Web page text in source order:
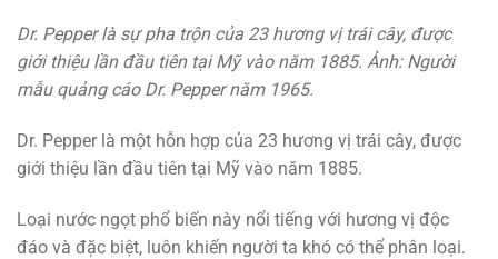
Dr. Pepper là sự pha trộn của 23 hương vị trái cây, được
giới thiệu lần đầu tiên tại Mỹ vào năm 1885. Ảnh: Người
mẫu quảng cáo Dr. Pepper năm 1965.
Dr. Pepper là một hỗn hợp của 23 hương vị trái cây, được
giới thiệu lần đầu tiên tại Mỹ vào năm 1885.
Loại nước ngọt phổ biến này nổi tiếng với hương vị độc
đáo và đặc biệt, luôn khiến người ta khó có thể phân loại.